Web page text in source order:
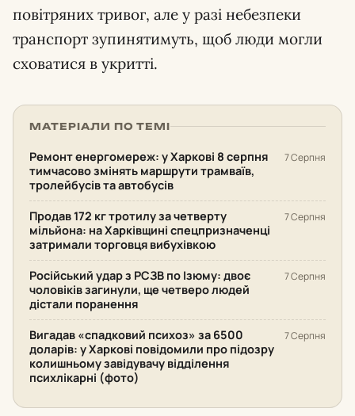
повітряних тривог, але у разі небезпеки
транспорт зупинятимуть, щоб люди могли
сховатися в укритті.
МАТЕРІАЛИ ПО ТЕМІ
Ремонт енергомереж: у Харкові 8 серпня
тимчасово змінять маршрути трамваїв,
тролейбусів та автобусів
7 Серпня
Продав 172 кг тротилу за четверту
мільйона: на Харківщині спецпризначенці
затримали торговця вибухівкою
7 Серпня
Російський удар з РСЗВ по Ізюму: двоє
чоловіків загинули, ще четверо людей
дістали поранення
7 Серпня
Вигадав «спадковий психоз» за 6500
доларів: у Харкові повідомили про підозру
колишньому завідувачу відділення
психлікарні (фото)
7 Серпня